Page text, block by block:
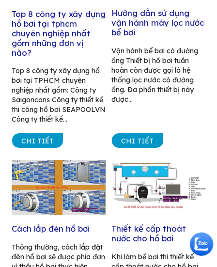
Top 8 công ty xây dựng
hồ bơi tại tphcm
chuyên nghiệp nhất
gồm những đơn vị
nào?
Top 8 công ty xây dựng hồ
bơi tại TPHCM chuyên
nghiệp nhất gồm: Công ty
Saigoncons Công ty thiết kế
thi công hồ bơi SEAPOOLVN
Công ty thiết kế...
CHI TIẾT
Hướng dẫn sử dụng
vận hành máy lọc nước
bể bơi
Vận hành bể bơi có đường
ống Thiết bị hồ bơi tuần
hoàn còn được gọi là hệ
thống lọc nước có đường
ống. Đa phần thiết bị này
được...
CHI TIẾT
Cách lắp đèn hồ bơi
Thông thường, cách lắp đặt
đèn hồ bơi sẽ được phía đơn
Thiết kế cấp thoát
nước cho hồ bơi
Khi làm bể bơi thì thiết kế